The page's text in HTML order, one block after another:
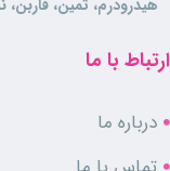
ماکروفر، هود، هواکش،
ترکیبات:
هیدرودرم، ثمین، فاربن،
ارتباط با ما
درباره ما